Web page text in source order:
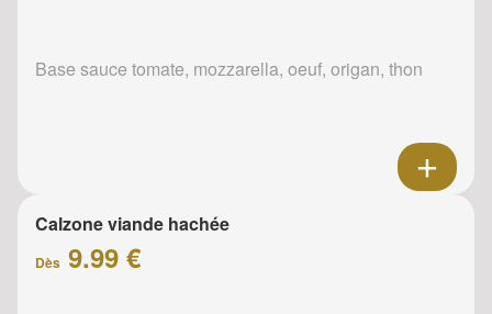
Base sauce tomate, mozzarella, oeuf, origan, thon
Calzone viande hachée
Dès 9.99 €